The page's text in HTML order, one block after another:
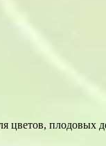
цветов, плодовых